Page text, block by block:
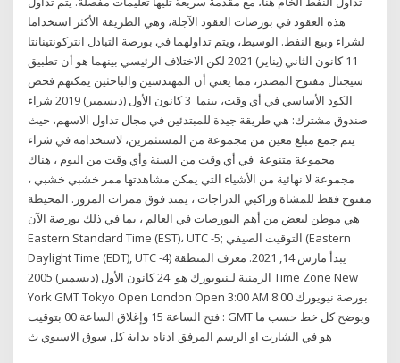
هذه العقود في بورصات العقود الآجلة، وهي الطريقة الأكثر استخداما
لشراء وبيع النفط. الوسيط، ويتم تداولهما في بورصة التبادل انتركونتينانتا
11 كانون الثاني (يناير) 2021 لكن الاختلاف الرئيسي بينهما هو أن تطبيق
سيجنال مفتوح المصدر، مما يعني أن المهندسين والباحثين يمكنهم فحص
الكود الأساسي في أي وقت، بينما 3 كانون الأول (ديسمبر) 2019 شراء
صندوق مشترك: هي طريقة جيدة للمبتدئين في مجال تداول الاسهم، حيث
يتم جمع مبلغ معين من مجموعة من المستثمرين، لاستخدامه في شراء
مجموعة متنوعة في أي وقت من السنة وأي وقت من اليوم ، هناك
مجموعة لا نهائية من الأشياء التي يمكن مشاهدتها ممر خشبي خشبي ،
مفتوح فقط للمشاة وراكبي الدراجات ، يمتد فوق ممرات المرور. المحيطة
هي موطن لبعض من أهم البورصات في العالم ، بما في ذلك بورصة الآن
Eastern Standard Time (EST)، UTC -5; التوقيت الصيفي (Eastern
Daylight Time (EDT), UTC -4) يبدأ مارس 14, 2021. معرف المنطقة
الزمنية لـنيويورك هو 24 كانون الأول (ديسمبر) 2005 Time Zone New
York GMT Tokyo Open London Open 3:00 AM 8:00 بورصة نيويورك
: فتح الساعة 15 وإغلاق الساعة 00 بتوقيت GMT ويوضح كل خط حسب ما
هو في الشارت او الرسم المرفق ادناه بداية كل سوق الاسيوي ث